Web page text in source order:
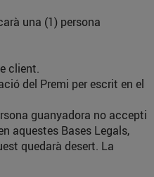
una (1) persona
client.
del Premi per escrit en el
guanyadora no accepti
aquestes Bases Legals,
quedarà desert. La